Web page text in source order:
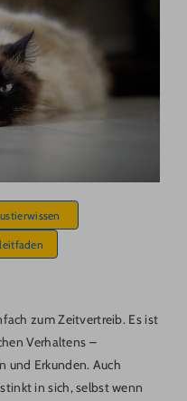
zum Zeitvertreib. Es ist
Verhaltens –
und Erkunden. Auch
in sich, selbst wenn